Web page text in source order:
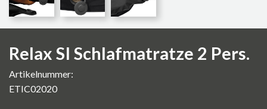
Relax SI Schlafmatratze 2 Pers.
Artikelnummer:
ETIC02020